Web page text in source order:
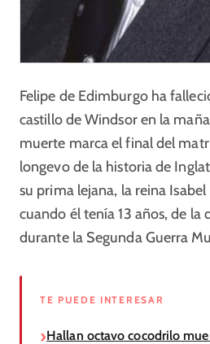
Felipe de Edimburgo ha
castillo de Windsor en la
muerte marca el final del
longevo de la historia de
su prima lejana, la reina
cuando él tenía 13 años, de la
durante la Segunda Guerra
TE PUEDE INTERESAR
Hallan octavo cocodrilo